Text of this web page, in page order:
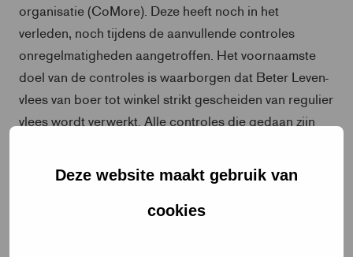
Deze website maakt gebruik van
cookies
organisatie (CoMore). Deze heeft noch in het
verleden, noch tijdens de aanvullende controles
onregelmatigheden aangetroffen. Het voornaamste
doel van de controles is waarborgen dat Beter Leven-
vlees van boer tot winkel strikt gescheiden van regulier
vlees wordt verwerkt. Alle controles die gedaan zijn
De beschuldigingen waar Zembla mee komt, noemt de
Dierenbescherming echter zeer serieus en zouden